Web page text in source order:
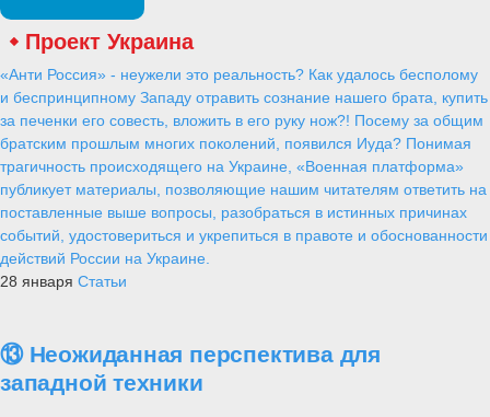
Проект Украина
«Анти Россия» - неужели это реальность? Как удалось бесполому
и беспринципному Западу отравить сознание нашего брата, купить
за печенки его совесть, вложить в его руку нож?! Посему за общим
братским прошлым многих поколений, появился Иуда? Понимая
трагичность происходящего на Украине, «Военная платформа»
публикует материалы, позволяющие нашим читателям ответить на
поставленные выше вопросы, разобраться в истинных причинах
событий, удостовериться и укрепиться в правоте и обоснованности
действий России на Украине.
28 января Статьи
⑬ Неожиданная перспектива для
западной техники